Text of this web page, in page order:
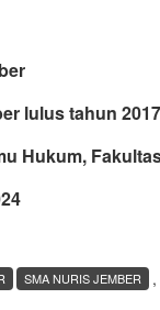
lulus tahun 2017
Fakultas
,
SMA NURIS JEMBER